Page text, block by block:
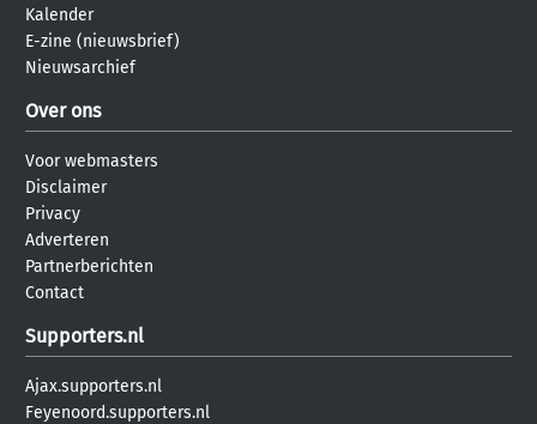
Kalender
E-zine (nieuwsbrief)
Nieuwsarchief
Over ons
Voor webmasters
Disclaimer
Privacy
Adverteren
Partnerberichten
Contact
Supporters.nl
Ajax.supporters.nl
Feyenoord.supporters.nl